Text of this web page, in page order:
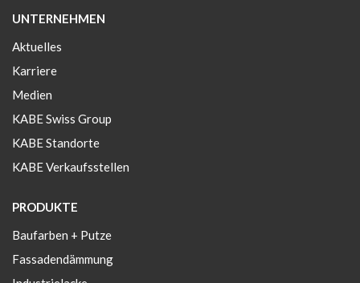
UNTERNEHMEN
Aktuelles
Karriere
Medien
KABE Swiss Group
KABE Standorte
KABE Verkaufsstellen
PRODUKTE
Baufarben + Putze
Fassadendämmung